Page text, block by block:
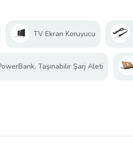
TV Ekran Koruyucu
Taşınabilir Şarj Aleti